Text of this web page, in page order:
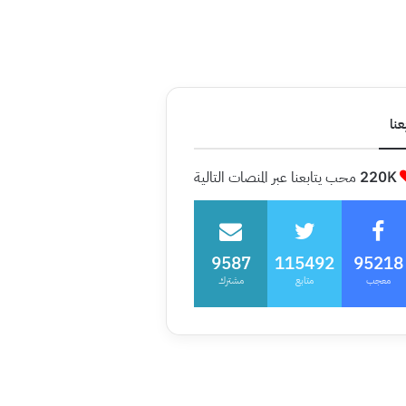
220K محب يتابعنا عبر المنصات التالية
95218
معجب
115492
متابع
9587
مشترك